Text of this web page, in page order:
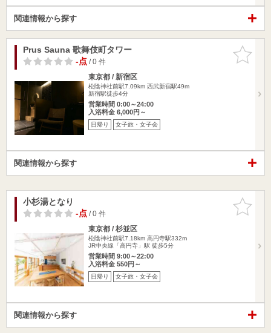
関連情報から探す
お気に入
りに追加
Prus Sauna 歌舞伎町タワー
-点/ 0 件
東京都 / 新宿区
松陰神社前駅7.09km 西武新宿駅49m
新宿駅徒歩4分
営業時間 0:00～24:00
入浴料金 6,000円～
日帰り 女子旅・女子会
関連情報から探す
お気に入
りに追加
小杉湯となり
-点/ 0 件
東京都 / 杉並区
松陰神社前駅7.18km 高円寺駅332m
JR中央線「高円寺」駅 徒歩5分
営業時間 9:00～22:00
入浴料金 550円～
日帰り 女子旅・女子会
関連情報から探す